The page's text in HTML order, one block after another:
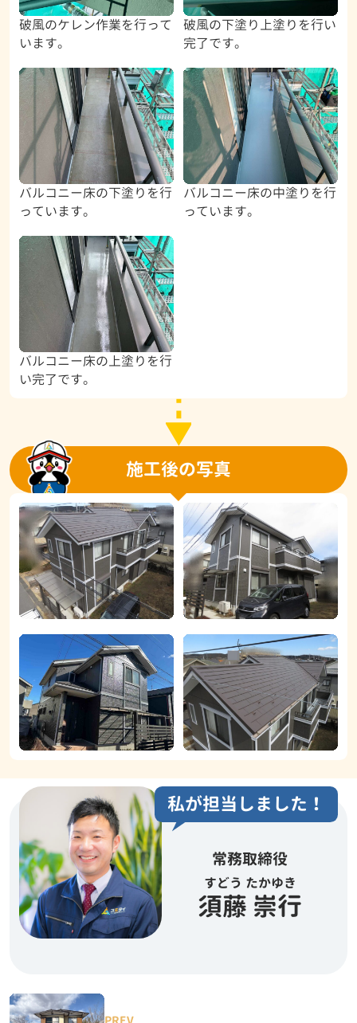
破風のケレン作業を行って
います。
破風の下塗り上塗りを行い
完了です。
バルコニー床の下塗りを行
っています。
バルコニー床の中塗りを行
っています。
バルコニー床の上塗りを行
い完了です。
施工後の写真
私が担当しました！
常務取締役
すどう たかゆき
須藤 崇行